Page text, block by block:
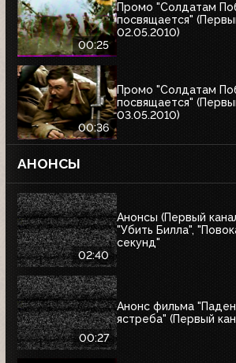
00:25
Промо "Солдатам
посвящается"
02.05.2010)
00:36
Промо "Солдатам
посвящается"
03.05.2010)
АНОНСЫ
02:40
Анонсы (Первый
"Убить Билла",
секунд"
00:27
Анонс фильма
ястреба" (Первый